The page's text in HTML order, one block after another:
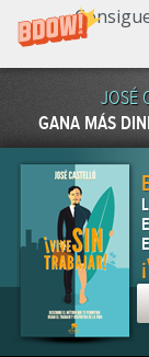
JOSÉ
GANA MÁS